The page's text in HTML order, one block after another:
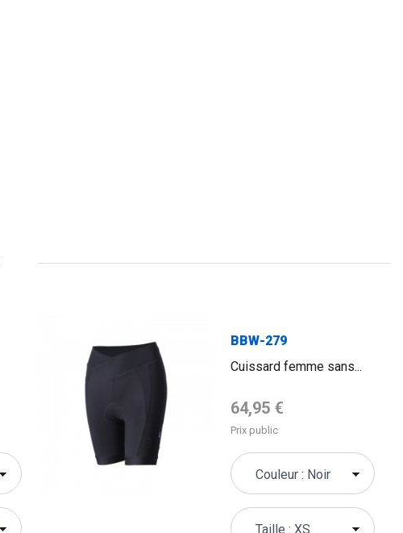
BBW-279
Cuissard femme sans...
Prix de base
64,95 €
Prix public